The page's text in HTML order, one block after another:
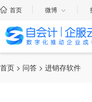
首页 微博
首页 > 问答 > 进销存软件